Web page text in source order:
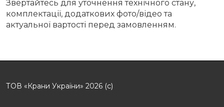
Звертайтесь для уточнення технічного стану,
комплектації, додаткових фото/відео та
актуальної вартості перед замовленням.
ТОВ «Крани України» 2026 (с)